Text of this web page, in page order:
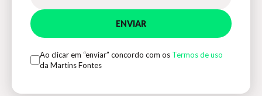
ENVIAR
Ao clicar em “enviar” concordo com os Termos de uso
da Martins Fontes